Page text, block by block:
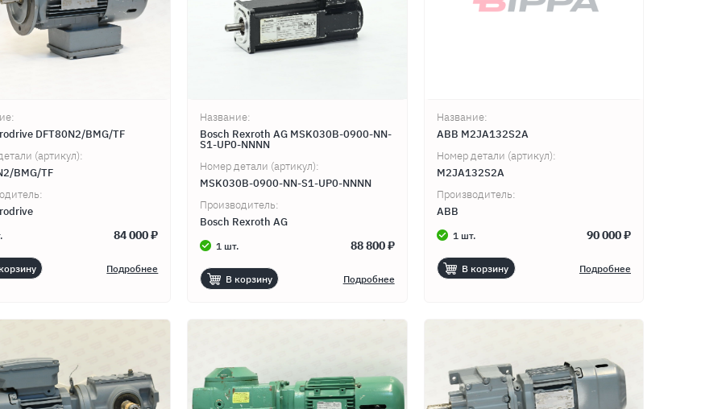
DFT80N2/BMG/TF
(артикул):
BMG/TF
84 000 ₽
Подробнее
Название:
Bosch Rexroth AG MSK030B-0900-NN-
S1-UP0-NNNN
Номер детали (артикул):
MSK030B-0900-NN-S1-UP0-NNNN
Производитель:
Bosch Rexroth AG
1 шт. 88 800 ₽
В корзину Подробнее
Название:
ABB M2JA132S2A
Номер детали (артикул):
M2JA132S2A
Производитель:
ABB
1 шт. 90 000 ₽
В корзину Подробнее